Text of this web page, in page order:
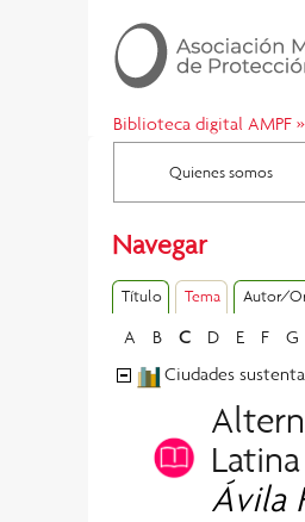
Biblioteca digital AMPF»
Quienes somos
Navegar
Título Tema Autor/
A B C D E F G
Ciudades
Latina
Ávila